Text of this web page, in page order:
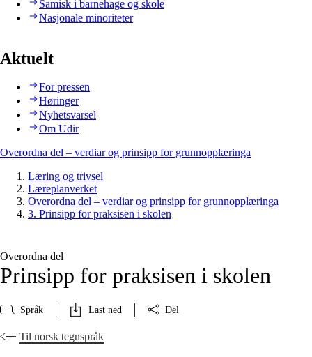
Samisk i barnehage og skole
Nasjonale minoriteter
Aktuelt
For pressen
Høringer
Nyhetsvarsel
Om Udir
Overordna del – verdiar og prinsipp for grunnopplæringa
Læring og trivsel
Læreplanverket
Overordna del – verdiar og prinsipp for grunnopplæringa
3. Prinsipp for praksisen i skolen
Overordna del
Prinsipp for praksisen i skolen
Språk Last ned Del
Til norsk tegnspråk